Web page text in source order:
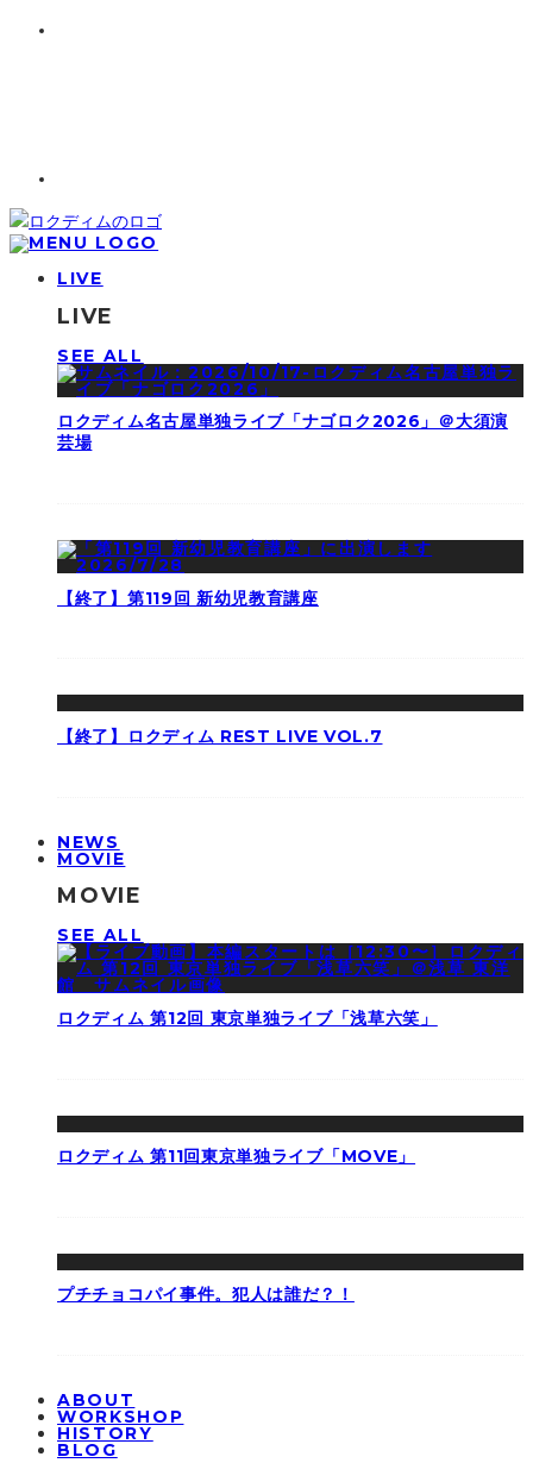
LIVE
LIVE
SEE ALL
ロクディム名古屋単独ライブ「ナゴロク2026」＠大須演
芸場
【終了】第119回 新幼児教育講座
【終了】ロクディム REST LIVE VOL.7
NEWS
MOVIE
MOVIE
SEE ALL
ロクディム 第12回 東京単独ライブ「浅草六笑」
ロクディム 第11回東京単独ライブ「MOVE」
プチチョコパイ事件。犯人は誰だ？！
ABOUT
WORKSHOP
HISTORY
BLOG